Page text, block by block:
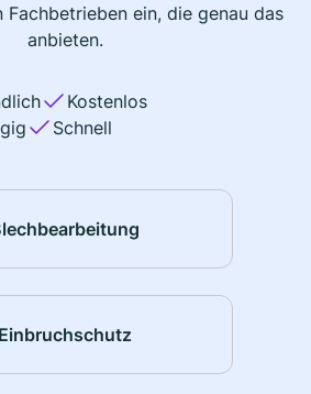
Fachbetrieben ein, die genau das
anbieten.
Kostenlos
Schnell
Einbruchschutz